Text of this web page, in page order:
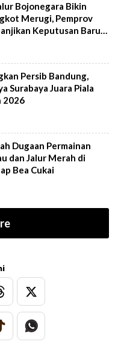
Bojonegara Bikin
Merugi, Pemprov
Keputusan Baru 4
Persib Bandung,
Surabaya Juara Piala
2026
Dugaan Permainan
dan Jalur Merah di
Bea Cukai